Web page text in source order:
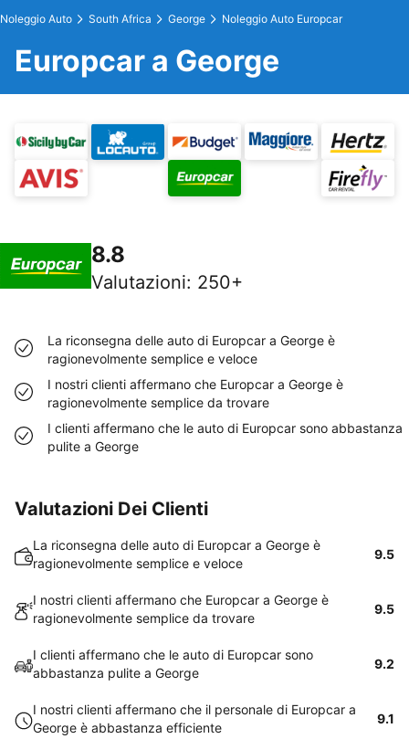
Noleggio Auto South Africa George Noleggio Auto Europcar
Europcar a George
8.8
Valutazioni: 250+
La riconsegna delle auto di Europcar a George è
ragionevolmente semplice e veloce
I nostri clienti affermano che Europcar a George è
ragionevolmente semplice da trovare
I clienti affermano che le auto di Europcar sono abbastanza
pulite a George
Valutazioni Dei Clienti
La riconsegna delle auto di Europcar a George è
ragionevolmente semplice e veloce
9.5
I nostri clienti affermano che Europcar a George è
ragionevolmente semplice da trovare
9.5
I clienti affermano che le auto di Europcar sono
abbastanza pulite a George
9.2
I nostri clienti affermano che il personale di Europcar a
George è abbastanza efficiente
9.1